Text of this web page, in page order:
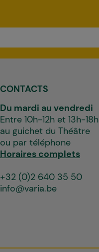
CONTACTS
Du mardi au vendredi
Entre 10h-12h et 13h-18h
au guichet du Théâtre
ou par téléphone
Horaires complets
+32 (0)2 640 35 50
info@varia.be